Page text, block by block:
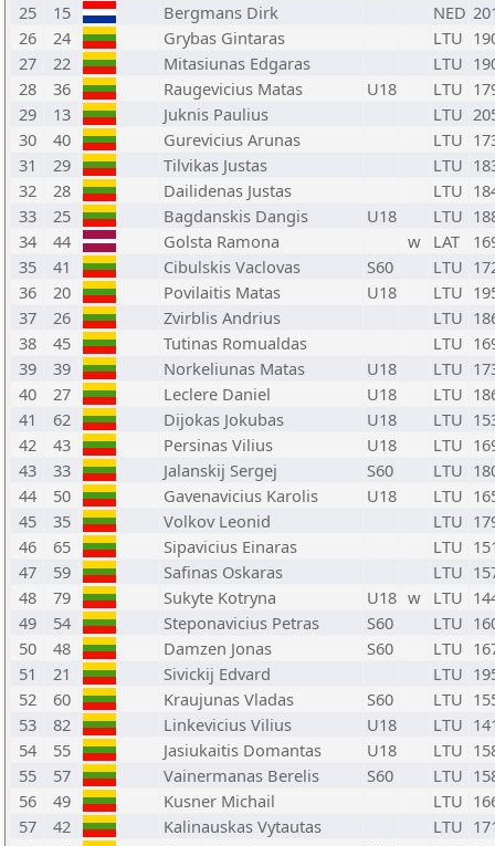
25
15 Bergmans Dirk NED
26
24 Grybas Gintaras LTU
27
22 Mitasiunas Edgaras LTU
28
36 Raugevicius Matas U18 LTU
29
13 Juknis Paulius LTU
30
40 Gurevicius Arunas LTU
31
29 Tilvikas Justas LTU
32
28 Dailidenas Justas LTU
33
25 Bagdanskis Dangis U18 LTU
34
44 Golsta Ramona w LAT
35
41 Cibulskis Vaclovas S60 LTU
36
20 Povilaitis Matas U18 LTU
37
26 Zvirblis Andrius LTU
38
45 Tutinas Romualdas LTU
39
39 Norkeliunas Matas U18 LTU
40
27 Leclere Daniel U18 LTU
41
62 Dijokas Jokubas U18 LTU
42
43 Persinas Vilius U18 LTU
43
33 Jalanskij Sergej S60 LTU
44
50 Gavenavicius Karolis U18 LTU
45
35 Volkov Leonid LTU
46
65 Sipavicius Einaras LTU
47
59 Safinas Oskaras LTU
48
79 Sukyte Kotryna U18 w LTU
49
54 Steponavicius Petras S60 LTU
50
48 Damzen Jonas S60 LTU
51
21 Sivickij Edvard LTU
52
60 Kraujunas Vladas S60 LTU
53
82 Linkevicius Vilius U18 LTU
54
55 Jasiukaitis Domantas U18 LTU
55
57 Vainermanas Berelis S60 LTU
56
49 Kusner Michail LTU
57
42 Kalinauskas Vytautas LTU